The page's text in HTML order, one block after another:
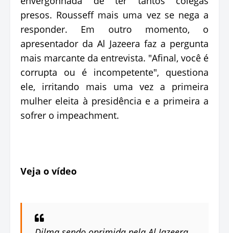
presos. Rousseff mais uma vez se nega a
responder. Em outro momento, o
apresentador da Al Jazeera faz a pergunta
mais marcante da entrevista. "Afinal, você é
corrupta ou é incompetente", questiona
ele, irritando mais uma vez a primeira
mulher eleita à presidência e a primeira a
sofrer o impeachment.
Veja o vídeo